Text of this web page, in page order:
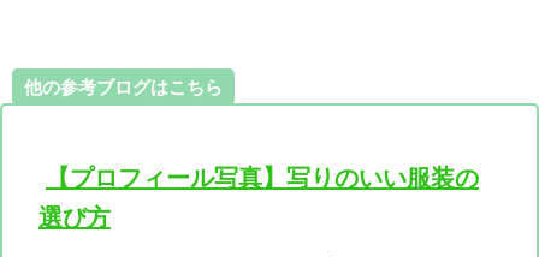
他の参考ブログはこちら
【プロフィール写真】写りのいい服装の
選び方